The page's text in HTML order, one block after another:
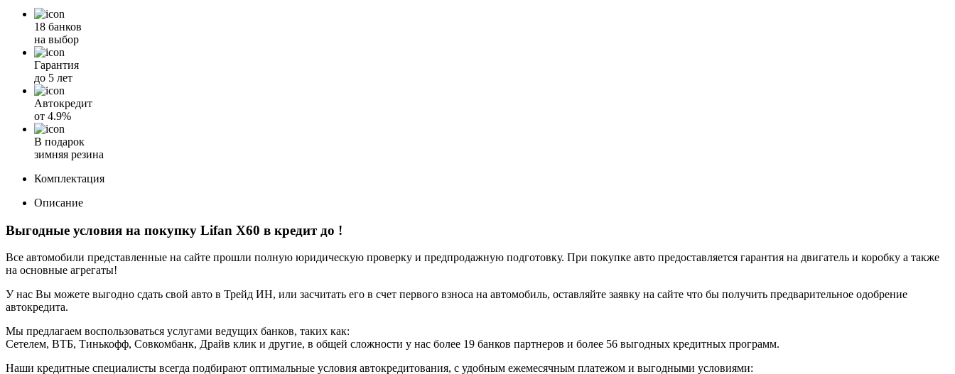
18 банков
на выбор
Гарантия
до 5 лет
Автокредит
от 4.9%
В подарок
зимняя резина
Комплектация
Описание
Выгодные условия на покупку Lifan X60 в кредит до !
Все автомобили представленные на сайте прошли полную юридическую проверку и предпродажную подготовку. При покупке авто предоставляется гарантия на двигатель и коробку а также
на основные агрегаты!
У нас Вы можете выгодно сдать свой авто в Трейд ИН, или засчитать его в счет первого взноса на автомобиль, оставляйте заявку на сайте что бы получить предварительное одобрение
автокредита.
Мы предлагаем воспользоваться услугами ведущих банков, таких как:
Сетелем, ВТБ, Тинькофф, Совкомбанк, Драйв клик и другие, в общей сложности у нас более 19 банков партнеров и более 56 выгодных кредитных программ.
Наши кредитные специалисты всегда подбирают оптимальные условия автокредитования, с удобным ежемесячным платежом и выгодными условиями: